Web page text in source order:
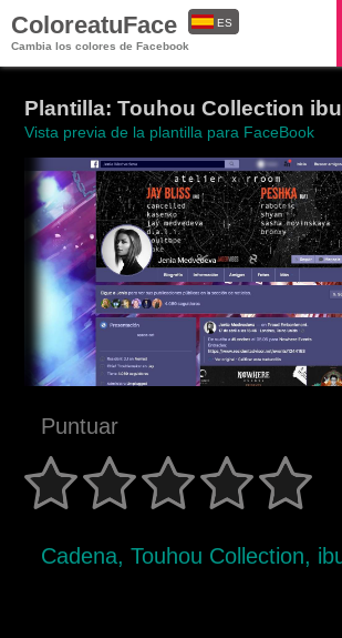
ColoreatuFace
Cambia los colores de Facebook
ES
Plantilla: Touhou Collection
Vista previa de la plantilla para FaceBook
Puntuar
Cadena, Touhou Collection,